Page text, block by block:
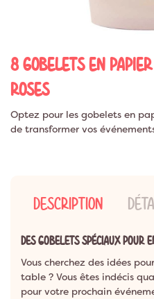
8 GOBELETS EN
ROSES
Optez pour les gobelets en
de transformer vos
DESCRIPTION
DES GOBELETS SPÉCIAUX POUR
Vous cherchez des idées
table ? Vous êtes indécis
pour votre prochain